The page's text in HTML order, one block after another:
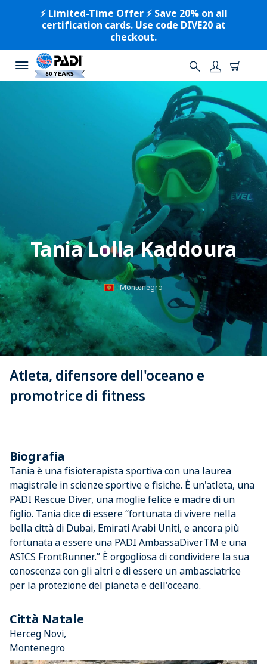
⚡️ Limited-Time Offer ⚡️ Save 20% on all
certification cards. Use code DIVE20 at
checkout.
Tania Lolla Kaddoura
Montenegro
Atleta, difensore dell'oceano e
promotrice di fitness
Biografia
Tania è una fisioterapista sportiva con una laurea
magistrale in scienze sportive e fisiche. È un'atleta, una
PADI Rescue Diver, una moglie felice e madre di un
figlio. Tania dice di essere “fortunata di vivere nella
bella città di Dubai, Emirati Arabi Uniti, e ancora più
fortunata a essere una PADI AmbassaDiverTM e una
ASICS FrontRunner.” È orgogliosa di condividere la sua
conoscenza con gli altri e di essere un ambasciatrice
per la protezione del pianeta e dell'oceano.
Città Natale
Herceg Novi,
Montenegro